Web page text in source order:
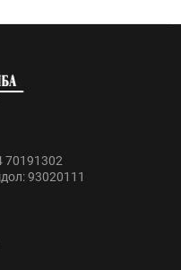
70191302
93020111